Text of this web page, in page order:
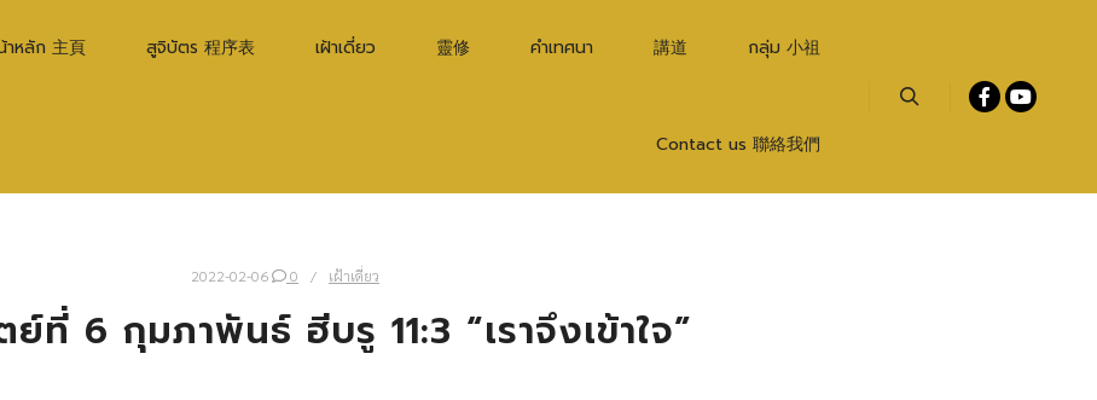
าหลัก 主頁 สูจิบัตร 程序表 เฝ้าเดี่ยว 靈修 คำเทศนา 講道 กลุ่ม 小祖
Contact us 聯絡我們
2022-02-06 0 เฝ้าเดี่ยว
ที่ 6 กุมภาพันธ์ ฮีบรู 11:3 “เราจึงเข้าใจ”